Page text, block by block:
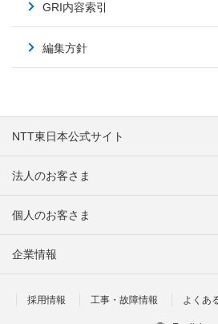
GRI内容索引
編集方針
NTT東日本公式サイト
法人のお客さま
個人のお客さま
企業情報
採用情報 工事・故障情報 よくあ